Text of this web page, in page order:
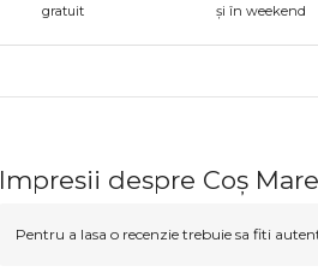
gratuit
și în weekend
Impresii despre Coș
Pentru a lasa o recenzie trebuie sa fiti